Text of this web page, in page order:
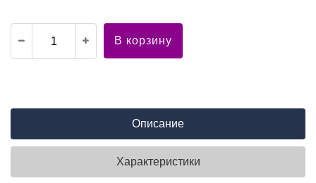
В корзину
Описание
Характеристики